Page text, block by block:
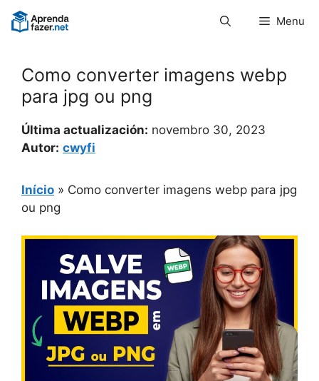
Pular
para
Menu
Como converter imagens webp
para jpg ou png
Última actualización: novembro 30, 2023
Autor: cwyfi
Início » Como converter imagens webp para jpg
ou png